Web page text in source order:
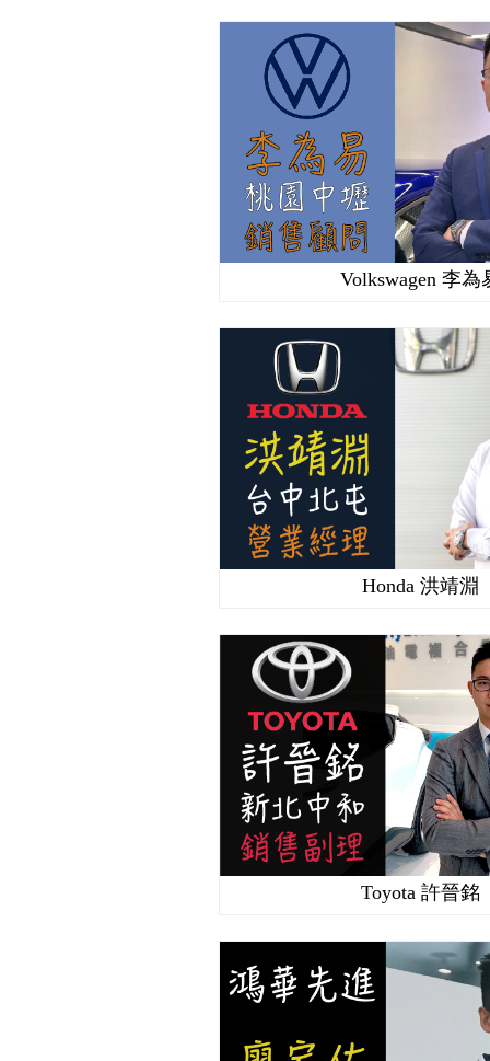
Volkswagen 李為
Honda 洪靖淵
Toyota 許晉銘